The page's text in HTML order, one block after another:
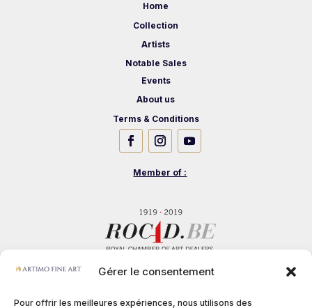
Gérer le consentement
Pour offrir les meilleures expériences, nous utilisons des
Home
Collection
Artists
Notable Sales
Events
About us
Terms & Conditions
Member of :